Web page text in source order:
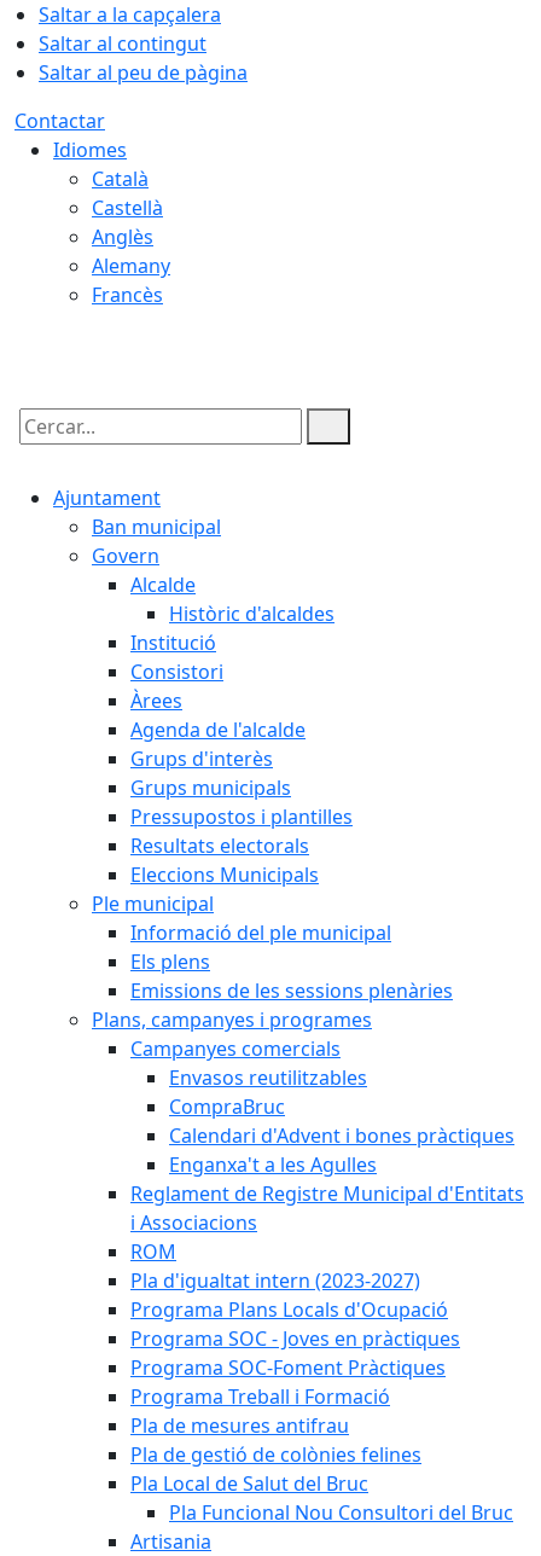
Saltar a la capçalera
Saltar al contingut
Saltar al peu de pàgina
Contactar
Idiomes
Català
Castellà
Anglès
Alemany
Francès
Cercar:
Ajuntament
Ban municipal
Govern
Alcalde
Històric d'alcaldes
Institució
Consistori
Àrees
Agenda de l'alcalde
Grups d'interès
Grups municipals
Pressupostos i plantilles
Resultats electorals
Eleccions Municipals
Ple municipal
Informació del ple municipal
Els plens
Emissions de les sessions plenàries
Plans, campanyes i programes
Campanyes comercials
Envasos reutilitzables
CompraBruc
Calendari d'Advent i bones pràctiques
Enganxa't a les Agulles
Reglament de Registre Municipal d'Entitats
i Associacions
ROM
Pla d'igualtat intern (2023-2027)
Programa Plans Locals d'Ocupació
Programa SOC - Joves en pràctiques
Programa SOC-Foment Pràctiques
Programa Treball i Formació
Pla de mesures antifrau
Pla de gestió de colònies felines
Pla Local de Salut del Bruc
Pla Funcional Nou Consultori del Bruc
Artisania